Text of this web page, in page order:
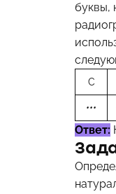
буквы,
С
•••
Ответ: